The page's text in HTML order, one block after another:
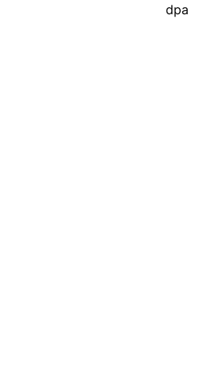
dpa